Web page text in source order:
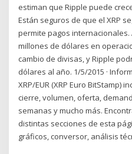
estiman que Ripple puede
Están seguros de que el XRP
permite pagos internacionales.
millones de dólares en
cambio de divisas, y Ripple
dólares al año. 1/5/2015 ·
XRP/EUR (XRP Euro BitStamp)
cierre, volumen, oferta,
semanas y mucho más.
distintas secciones de esta
gráficos, conversor, análisis